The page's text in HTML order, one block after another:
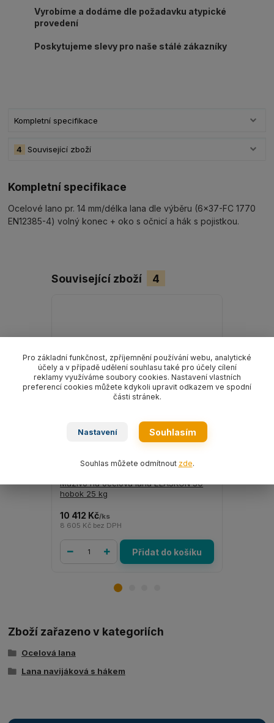
Vyrobíme a dodáme dle požadavku atypické
provedení
Poskytujeme slevy pro naše stálé zákazníky
Kompletní specifikace
Související zboží
4
Kompletní specifikace
Ocelové lano pr. 14 mm/délka lana dle výběru (6x37-FC 1770
EN12385-4) volný konec + oko s očnicí a hák s pojistkou.
Související zboží 4
Mazivo na ocelová lana ELASKON 30
hobok 25 kg
10 412 Kč/ks
8 605 Kč bez DPH
Přidat do košíku
Mazivo na
Zboží zařazeno v kategoriích
Ocelová lana
Lana navijáková s hákem
Pro základní funkčnost, zpříjemnění používání webu, analytické
účely a v případě udělení souhlasu také pro účely cílení
reklamy využíváme soubory cookies. Nastavení vlastních
preferencí cookies můžete kdykoli upravit odkazem ve spodní
části stránek.
Nastavení Souhlasím
Souhlas můžete odmítnout zde.